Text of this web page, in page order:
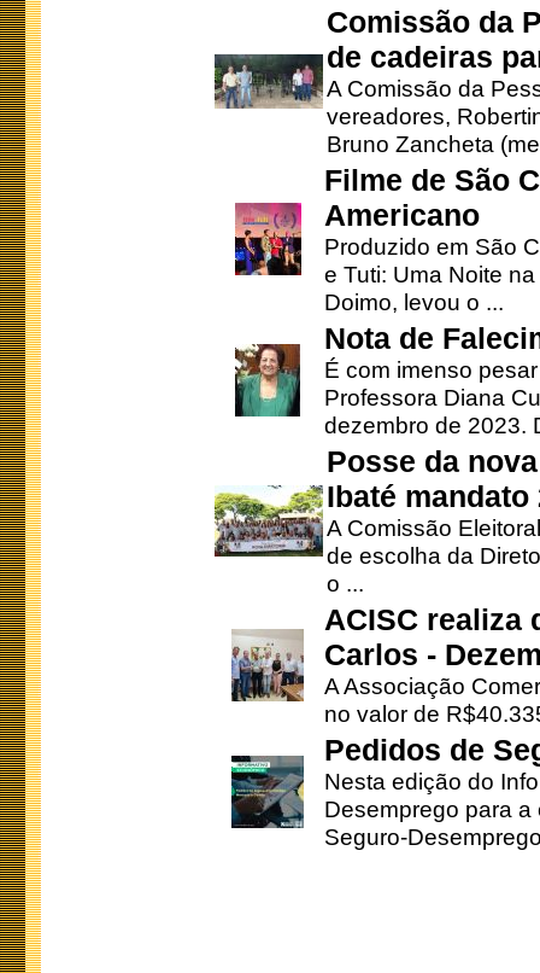
Comissão da
de cadeiras
A Comissão da
vereadores,
Bruno Zancheta
Filme de São
Americano
Produzido em São
e Tuti: Uma Noite
Doimo, levou o ...
Nota de
É com imenso
Professora Diana
dezembro de 2023.
Posse da
Ibaté mandato
A Comissão
de escolha da
o ...
ACISC realiza
Carlos -
A Associação
no valor de
Pedidos de
Nesta edição do
Desemprego para
Seguro-